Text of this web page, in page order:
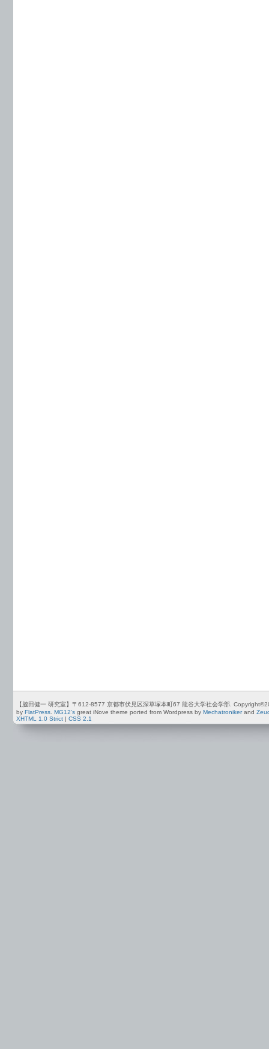
【脇田健一 研究室】〒612-8577 京都市伏見区深草塚本町67 龍谷大学社会学部.
by FlatPress. MG12's great iNove theme ported from Wordpress by Mechatronikerand
XHTML 1.0 Strict
CSS 2.1